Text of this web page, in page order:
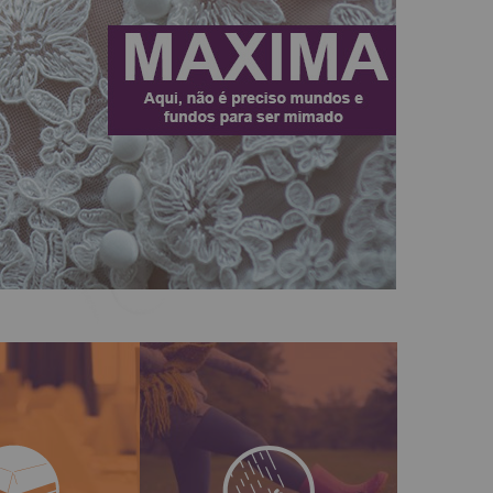
um
de
devolvem as qualidades
impermeáveis dos seus